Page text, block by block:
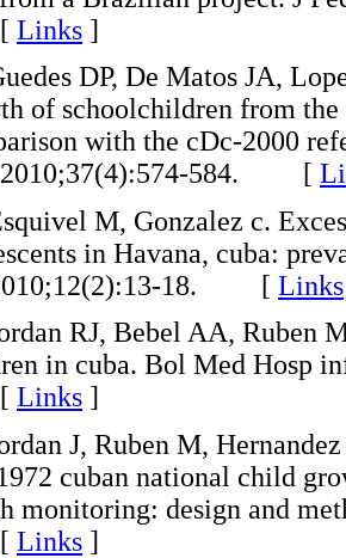
Links ]
DP, De Matos JA,
of schoolchildren from
with the cDc-2000
584. [
M, Gonzalez c.
in Havana, cuba:
18. [ Links
RJ, Bebel AA, Ruben
in cuba. Bol Med Hosp
Links ]
J, Ruben M,
cuban national child
monitoring: design and
Links ]